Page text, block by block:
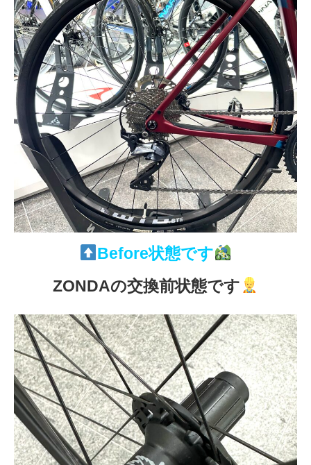
Before状態です
ZONDAの交換前状態です